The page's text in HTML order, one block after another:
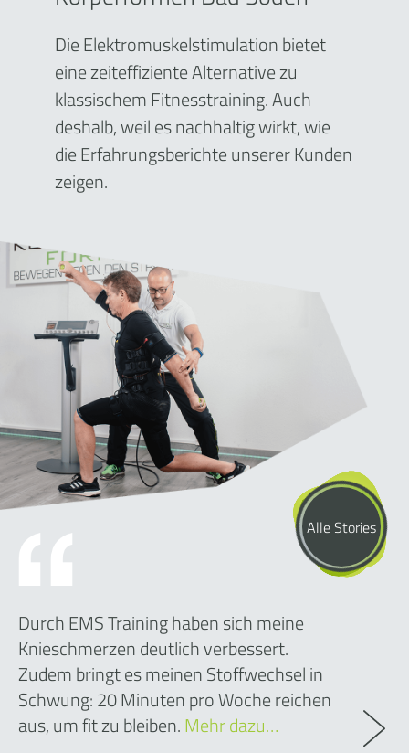
Die Elektromuskelstimulation bietet
eine zeiteffiziente Alternative zu
klassischem Fitnesstraining. Auch
deshalb, weil es nachhaltig wirkt, wie
die Erfahrungsberichte unserer Kunden
zeigen.
Alle Stories
Durch EMS Training haben sich meine
Knieschmerzen deutlich verbessert.
Zudem bringt es meinen Stoffwechsel in
Schwung: 20 Minuten pro Woche reichen
aus, um fit zu bleiben.Mehr dazu…